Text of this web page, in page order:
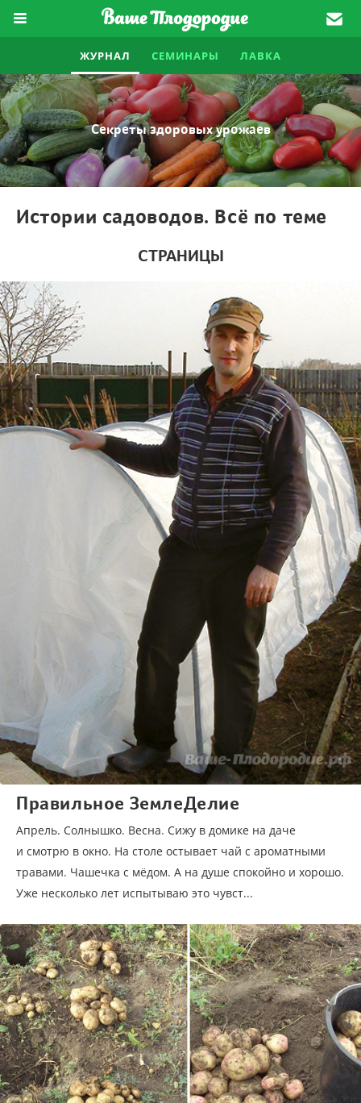
ЖУРНАЛ СЕМИНАРЫ ЛАВКА
Секреты здоровых урожаев
Истории садоводов. Всё по теме
СТРАНИЦЫ
Правильное ЗемлеДелие
Апрель. Солнышко. Весна. Сижу в домике на даче
и смотрю в окно. На столе остывает чай с ароматными
травами. Чашечка с мёдом. А на душе спокойно и хорошо.
Уже несколько лет испытываю это чувст...